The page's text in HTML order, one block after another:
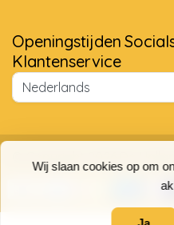
9,7
Wij slaan cookies op om
Openingstijden
Klantenservice